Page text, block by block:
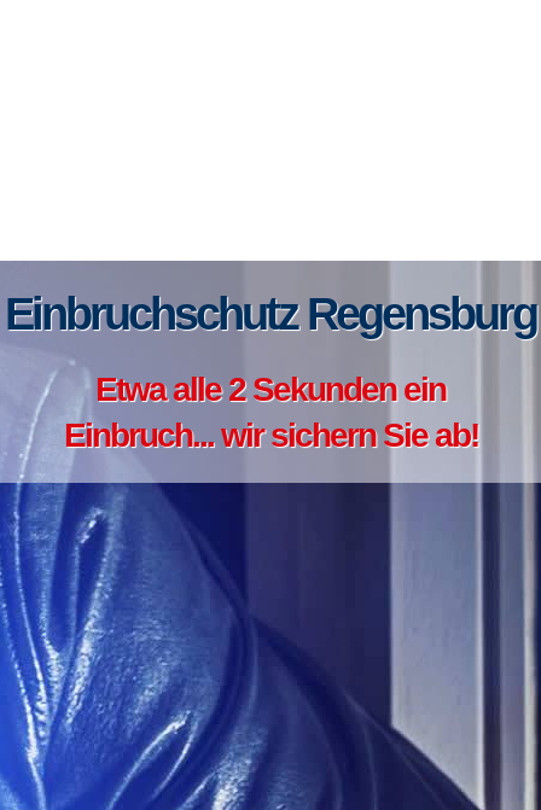
Einbruchschutz Regensburg
Etwa alle 2 Sekunden ein
Einbruch... wir sichern Sie ab!